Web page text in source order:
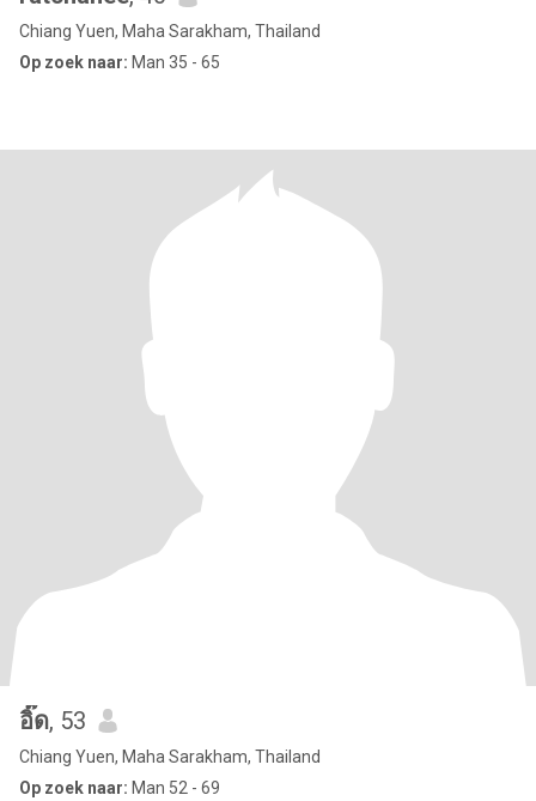
Chiang Yuen, Maha Sarakham, Thailand
Op zoek naar: Man 35 - 65
อิ๊ด, 53
Chiang Yuen, Maha Sarakham, Thailand
Op zoek naar: Man 52 - 69